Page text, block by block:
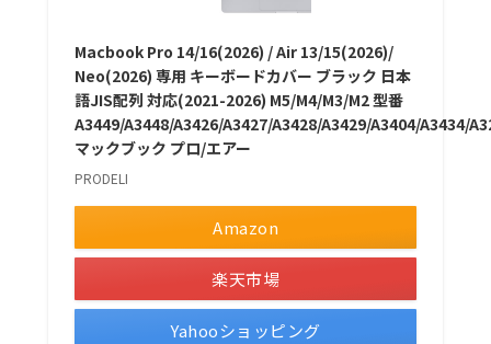
Macbook Pro 14/16(2026) / Air 13/15(2026)/
Neo(2026) 専用 キーボードカバー ブラック 日本
語JIS配列 対応(2021-2026) M5/M4/M3/M2 型番
A3449/A3448/A3426/A3427/A3428/A3429/A3404/A3434/
マックブック プロ/エアー
PRODELI
Amazon
楽天市場
Yahooショッピング